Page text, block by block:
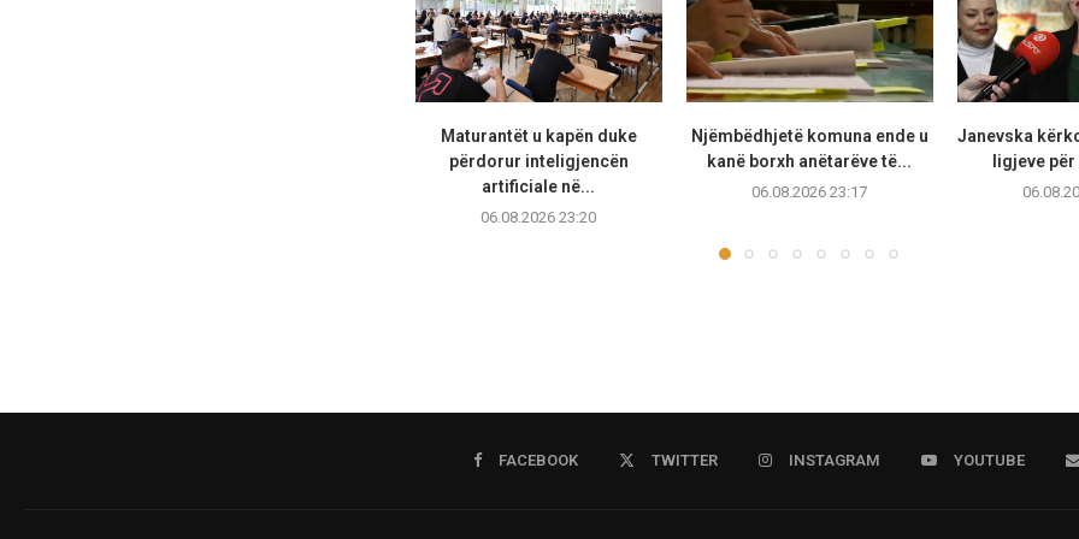
Maturantët u kapën duke
përdorur inteligjencën
artificiale në...
06.08.2026 23:20
Njëmbëdhjetë komuna ende u
kanë borxh anëtarëve të...
06.08.2026 23:17
Janevska
ligjeve
FACEBOOK TWITTER INSTAGRAM YOUTUBE